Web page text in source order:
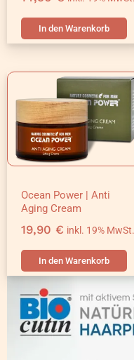
In den Warenkorb
Ocean Power | Anti
Aging Cream
19,90 € inkl. 19% MwSt.
In den Warenkorb